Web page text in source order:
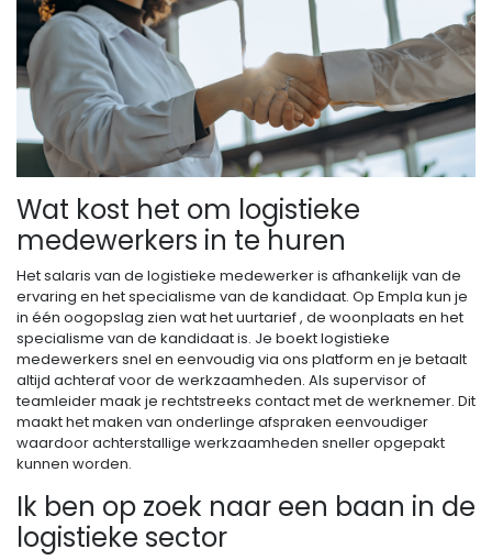
Wat kost het om logistieke
medewerkers in te huren
Het salaris van de logistieke medewerker is afhankelijk van de
ervaring en het specialisme van de kandidaat. Op Empla kun je
in één oogopslag zien wat het uurtarief , de woonplaats en het
specialisme van de kandidaat is. Je boekt logistieke
medewerkers snel en eenvoudig via ons platform en je betaalt
altijd achteraf voor de werkzaamheden. Als supervisor of
teamleider maak je rechtstreeks contact met de werknemer. Dit
maakt het maken van onderlinge afspraken eenvoudiger
waardoor achterstallige werkzaamheden sneller opgepakt
kunnen worden.
Ik ben op zoek naar een baan in de
logistieke sector